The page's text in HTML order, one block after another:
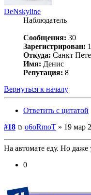
DeNskyline
Наблюдатель
Сообщения: 30
Зарегистрирован:
Откуда: Санкт
Имя: Денис
Репутация: 8
Вернуться к началу
Ответить с цитатой
#18
o6oRmoT » 19 мар
На автомате еду. Но даже
0